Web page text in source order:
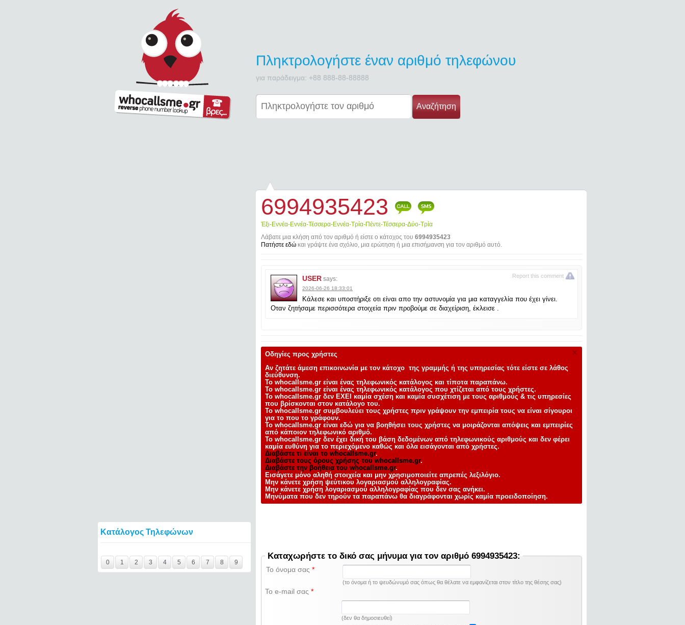
Πληκτρολογήστε έναν αριθμό τηλεφώνου
για παράδειγμα: +88 888-88-88888
Αναζήτηση
Κατάλογος Τηλεφώνων
0
1 2 3 4 5 6 7 8 9
6994935423
Call SMS
Έξι-Εννέα-Εννέα-Τέσσερα-Εννέα-Τρία-Πέντε-Τέσσερα-Δύο-Τρία
Λάβατε μια κλήση από τον αριθμό ή είστε ο κάτοχος του 6994935423
Πατήστε εδώ και γράψτε ένα σχόλιο, μια ερώτηση ή μια επισήμανση για τον αριθμό αυτό.
Report this comment
USER says:
2026-06-26 18:33:01
Κάλεσε και υποστήριξε οτι είναι απο την αστυνομία για μια καταγγελία που έχει γίνει.
Οταν ζητήσαμε περισσότερα στοιχεία πριν προβούμε σε διαχείριση, έκλεισε .
Οδηγίες προς χρήστες
Αν ζητάτε άμεση επικοινωνία με τον κάτοχο της γραμμής ή της υπηρεσίας τότε είστε σε λάθος
διεύθυνση.
Το whocallsme.gr είναι ένας τηλεφωνικός κατάλογος και τίποτα παραπάνω.
Το whocallsme.gr είναι ένας τηλεφωνικός κατάλογος που χτίζεται από τους χρήστες.
Το whocallsme.gr δεν ΕΧΕΙ καμία σχέση και καμία συσχέτιση με τους αριθμούς & τις υπηρεσίες
που βρίσκονται στον κατάλογο του.
Το whocallsme.gr συμβουλεύει τους χρήστες πριν γράψουν την εμπειρία τους να είναι σίγουροι
για το που το γράφουν.
Το whocallsme.gr είναι εδώ για να βοηθήσει τους χρήστες να μοιράζονται απόψεις και εμπειρίες
από κάποιον τηλεφωνικό αριθμό.
Το whocallsme.gr δεν έχει δική του βάση δεδομένων από τηλεφωνικούς αριθμούς και δεν φέρει
καμία ευθύνη για το περιεχόμενο καθώς και όλα εισάγονται από χρήστες.
Διαβάστε τι είναι το whocallsme.gr.
Διαβάστε τους όρους χρήσης του whocallsme.gr.
Διαβάστε την βοήθεια του whocallsme.gr.
Εισάγετε μόνο αληθή στοιχεία και μην χρησιμοποιείτε απρεπές λεξιλόγιο.
Μην κάνετε χρήση ψεύτικου λογαριασμού αλληλογραφίας.
Μην κάνετε χρήση λογαριασμού αλληλογραφίας που δεν σας ανήκει.
Μηνύματα που δεν τηρούν τα παραπάνω θα διαγράφονται χωρίς καμία προειδοποίηση.
×
Καταχωρήστε το δικό σας μήνυμα για τον αριθμό 6994935423:
Το όνομα σας*
(το όνομα ή το ψευδώνυμό σας όπως θα θέλατε να εμφανίζεται στον τίτλο της θέσης σας)
Το e-mail σας*
(δεν θα δημοσιευθεί)